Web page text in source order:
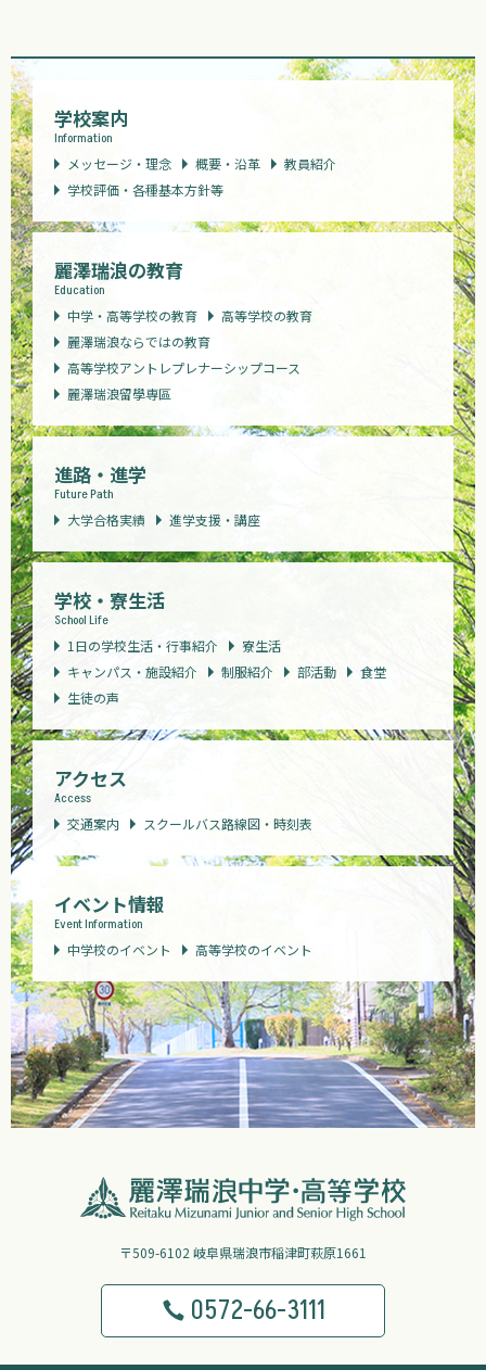
学校案内
Information
メッセージ・理念
概要・沿革
教員紹介
学校評価・各種基本方針等
麗澤瑞浪の教育
Education
中学・高等学校の教育
高等学校の教育
麗澤瑞浪ならではの教育
高等学校アントレプレナーシップコース
麗澤瑞浪留學専區
進路・進学
Future Path
大学合格実績
進学支援・講座
学校・寮生活
School Life
1日の学校生活・行事紹介
寮生活
キャンパス・施設紹介
制服紹介 部活動
食堂
生徒の声
アクセス
Access
交通案内
スクールバス路線図・時刻表
イベント情報
Event Information
中学校のイベント
高等学校のイベント
〒509-6102 岐阜県瑞浪市稲津町萩原1661
0572-66-3111